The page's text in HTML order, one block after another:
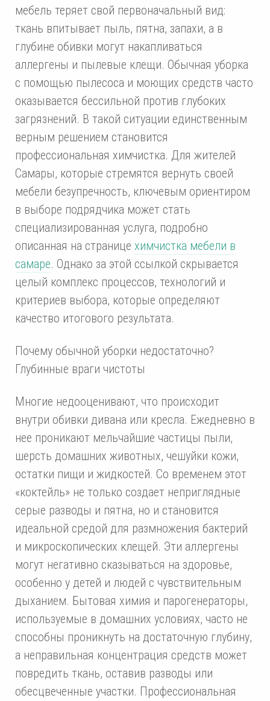
мебель теряет свой первоначальный вид:
ткань впитывает пыль, пятна, запахи, а в
глубине обивки могут накапливаться
аллергены и пылевые клещи. Обычная уборка
с помощью пылесоса и моющих средств часто
оказывается бессильной против глубоких
загрязнений. В такой ситуации единственным
верным решением становится
профессиональная химчистка. Для жителей
Самары, которые стремятся вернуть своей
мебели безупречность, ключевым ориентиром
в выборе подрядчика может стать
специализированная услуга, подробно
описанная на странице химчистка мебели в
самаре. Однако за этой ссылкой скрывается
целый комплекс процессов, технологий и
критериев выбора, которые определяют
качество итогового результата.
Почему обычной уборки недостаточно?
Глубинные враги чистоты
Многие недооценивают, что происходит
внутри обивки дивана или кресла. Ежедневно в
нее проникают мельчайшие частицы пыли,
шерсть домашних животных, чешуйки кожи,
остатки пищи и жидкостей. Со временем этот
«коктейль» не только создает неприглядные
серые разводы и пятна, но и становится
идеальной средой для размножения бактерий
и микроскопических клещей. Эти аллергены
могут негативно сказываться на здоровье,
особенно у детей и людей с чувствительным
дыханием. Бытовая химия и парогенераторы,
используемые в домашних условиях, часто не
способны проникнуть на достаточную глубину,
а неправильная концентрация средств может
повредить ткань, оставив разводы или
обесцвеченные участки. Профессиональная